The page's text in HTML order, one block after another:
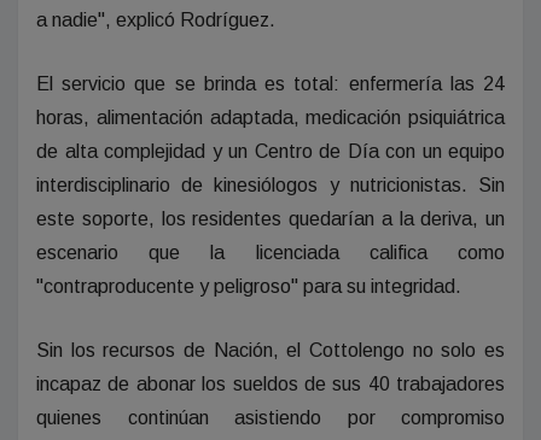
a nadie", explicó Rodríguez.
El servicio que se brinda es total: enfermería las 24
horas, alimentación adaptada, medicación psiquiátrica
de alta complejidad y un Centro de Día con un equipo
interdisciplinario de kinesiólogos y nutricionistas. Sin
este soporte, los residentes quedarían a la deriva, un
escenario que la licenciada califica como
"contraproducente y peligroso" para su integridad.
Sin los recursos de Nación, el Cottolengo no solo es
incapaz de abonar los sueldos de sus 40 trabajadores
quienes continúan asistiendo por compromiso